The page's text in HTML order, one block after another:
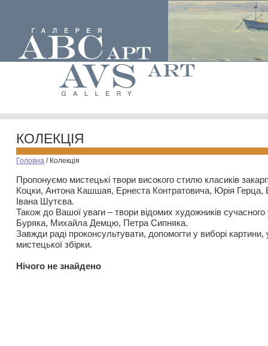
КОЛЕКЦІЯ
Головна / Колекція
Пропонуємо мистецькі твори високого стилю класиків
Коцки, Антона Кашшая, Ернеста Контратовича, Юрія
Івана Шутєва.
Також до Вашої уваги – твори відомих художників
Буряка, Михайла Демцю, Петра Сипняка.
Завжди раді проконсультувати, допомогти у виборі картини,
мистецької збірки.
Нiчого не знайдено